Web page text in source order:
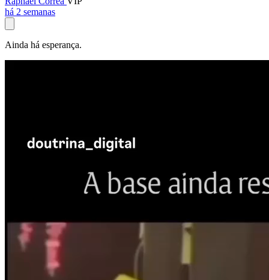
há 2 semanas
Ainda há esperança.